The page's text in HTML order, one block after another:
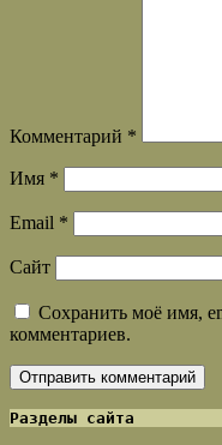
Комментарий *
Имя *
Email *
Сайт
Сохранить моё имя,
комментариев.
Разделы сайта